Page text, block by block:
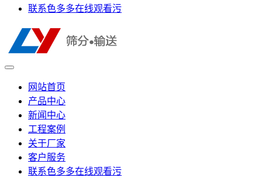
联系色多多在线观看污
网站首页
产品中心
新闻中心
工程案例
关于厂家
客户服务
联系色多多在线观看污